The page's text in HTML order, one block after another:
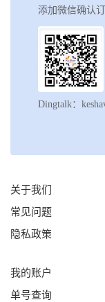
添加微信确认
Dingtalk：
关于我们
常见问题
隐私政策
我的账户
单号查询